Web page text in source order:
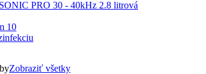
Zobraziť všetky